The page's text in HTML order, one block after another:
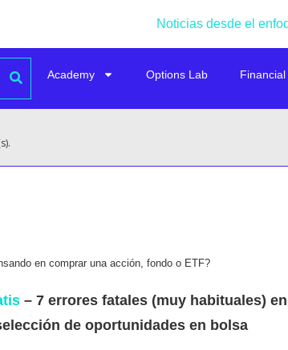
Noticias desde el
Academy Options Lab
en comprar una acción, fondo o ETF?
– 7 errores fatales (muy habituales) en
de oportunidades en bolsa